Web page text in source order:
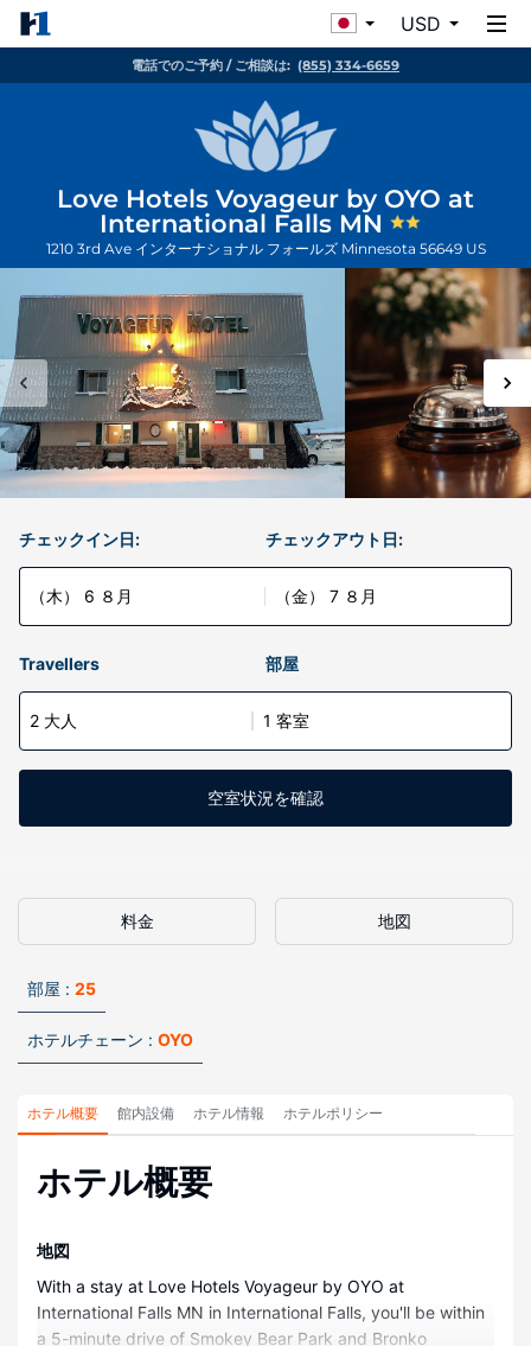
USD
電話でのご予約 / ご相談は: (855) 334-6659
Love Hotels Voyageur by OYO at
International Falls MN
1210 3rd Ave インターナショナル フォールズ Minnesota 56649 US
チェックイン日:
（木） 6 ８月
チェックアウト日:
（金） 7 ８月
Travellers 部屋
2 大人 1 客室
空室状況を確認
料金 地図
部屋 : 25
ホテルチェーン : OYO
ホテル概要 館内設備 ホテル情報 ホテルポリシー
ホテル概要
地図
With a stay at Love Hotels Voyageur by OYO at
International Falls MN in International Falls, you'll be within
a 5-minute drive of Smokey Bear Park and Bronko